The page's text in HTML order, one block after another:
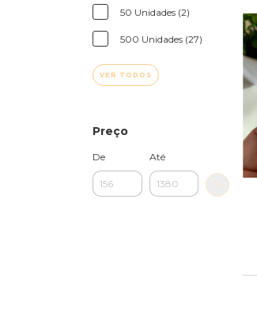
50 Unidades (2)
500 Unidades (27)
VER TODOS
Preço
De Até